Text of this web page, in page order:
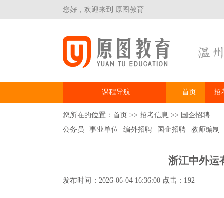
您好，欢迎来到 原图教育
课程导航 首页 招
您所在的位置： 首页 >> 招考信息 >> 国企招聘
公务员
事业单位 编外招聘 国企招聘 教师编制
浙江中外运
发布时间：2026-06-04 16:36:00 点击：192